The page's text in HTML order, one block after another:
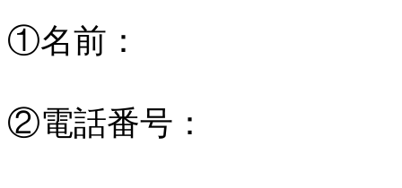
①名前：
②電話番号：